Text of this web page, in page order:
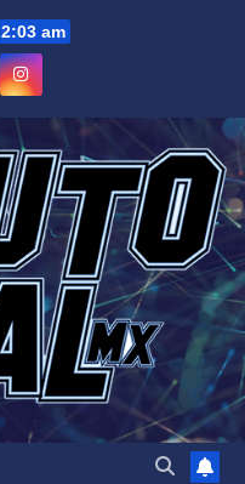
2:03 am